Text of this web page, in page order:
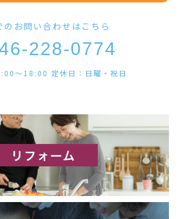
のお問い合わせはこちら
228-0774
〜18:00 定休日：日曜・祝日